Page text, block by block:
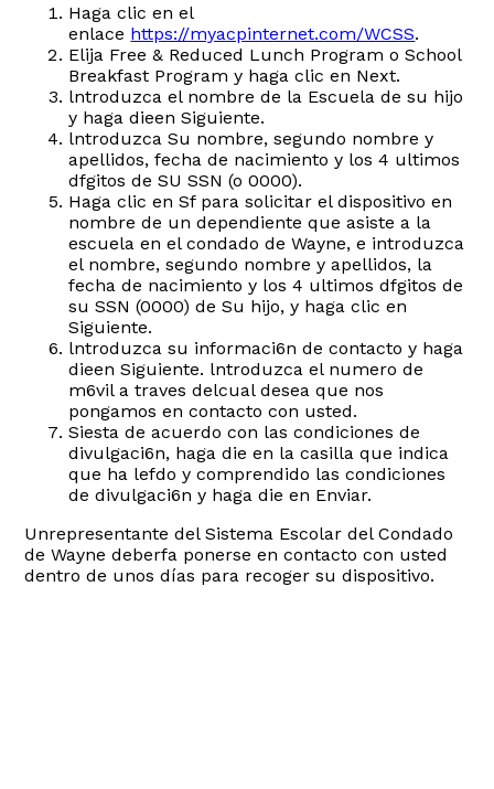
Haga clic en el
enlace https://myacpinternet.com/WCSS.
Elija Free & Reduced Lunch Program o School
Breakfast Program y haga clic en Next.
lntroduzca el nombre de la Escuela de su hijo
y haga dieen Siguiente.
lntroduzca Su nombre, segundo nombre y
apellidos, fecha de nacimiento y los 4 ultimos
dfgitos de SU SSN (o 0000).
Haga clic en Sf para solicitar el dispositivo en
nombre de un dependiente que asiste a la
escuela en el condado de Wayne, e introduzca
el nombre, segundo nombre y apellidos, la
fecha de nacimiento y los 4 ultimos dfgitos de
su SSN (0000) de Su hijo, y haga clic en
Siguiente.
lntroduzca su informaci6n de contacto y haga
dieen Siguiente. lntroduzca el numero de
m6vil a traves delcual desea que nos
pongamos en contacto con usted.
Siesta de acuerdo con las condiciones de
divulgaci6n, haga die en la casilla que indica
que ha lefdo y comprendido las condiciones
de divulgaci6n y haga die en Enviar.
Unrepresentante del Sistema Escolar del Condado
de Wayne deberfa ponerse en contacto con usted
dentro de unos días para recoger su dispositivo.